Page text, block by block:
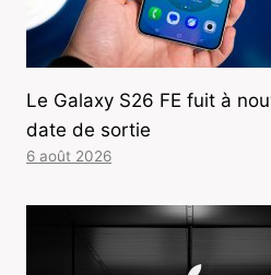
Le Galaxy S26 FE fuit à
date de sortie
6 août 2026